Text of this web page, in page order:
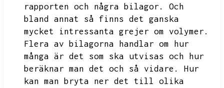
rapporten och några bilagor.
Och
bland annat så finns det ganska
mycket intressanta grejer om volymer.
Flera av bilagorna handlar om hur
många är det som ska utvisas och hur
beräknar man det och så vidare.
Hur
kan man bryta ner det till olika